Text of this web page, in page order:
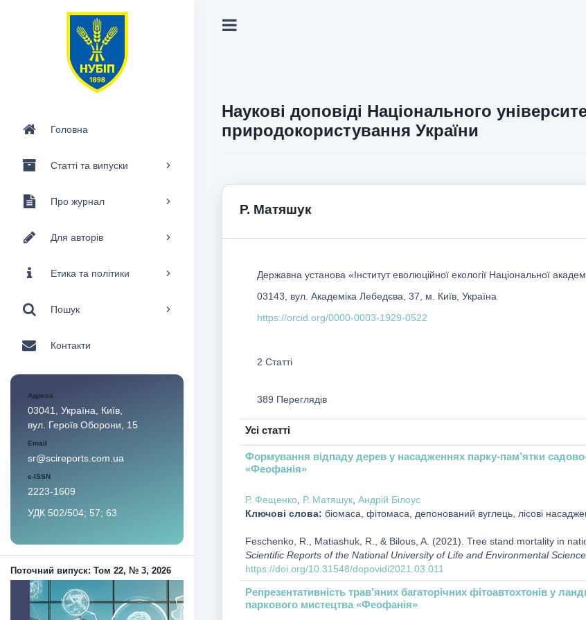
Головна
Статті та випуски
Про журнал
Для авторів
Етика та політики
Пошук
Контакти
Адреса
03041, Україна, Київ,
вул. Героїв Оборони, 15
Email
sr@scireports.com.ua
e-ISSN
2223-1609
УДК 502/504; 57; 63
Поточний випуск: Том 22, № 3, 2026
Наукові доповіді Національного
природокористування України
Р. Матяшук
Державна установа «Інститут еволюційної екології Національної
03143, вул. Академіка Лебедєва, 37, м. Київ, Україна
https://orcid.org/0000-0003-1929-0522
2 Статті
389 Переглядів
Усі статті
Формування відпаду дерев у насадженнях парку-пам’ятки
«Феофанія»
Р. Фещенко, Р. Матяшук, Андрій Білоус
Ключові слова: біомаса, фітомаса, депонований вуглець, лісові
Feschenko, R., Matiashuk, R., & Bilous, A. (2021). Tree stand mortality in
Scientific Reports of the National University of Life and Environmental
https://doi.org/10.31548/dopovidi2021.03.011
Репрезентативність трав’яних багаторічних фітоавтохтонів у
паркового мистецтва «Феофанія»